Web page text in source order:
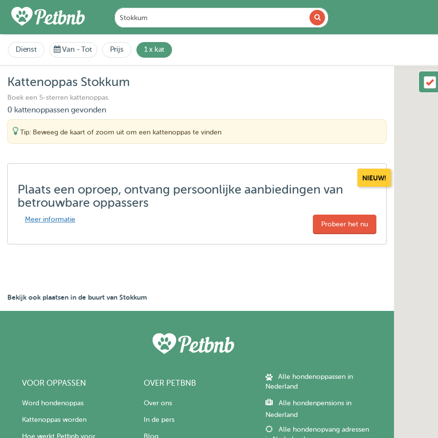
Dienst Van -Tot Prijs 1 x kat
Kattenoppas Stokkum
Boek een 5-sterren kattenoppas.
0 kattenoppassen gevonden
Tip: Beweeg de kaart of zoom uit om een kattenoppas te vinden
NIEUW!
Plaats een oproep, ontvang persoonlijke aanbiedingen van
betrouwbare oppassers
Meer informatie
Probeer het nu
Bekijk ook plaatsen in de buurt van Stokkum
VOOR OPPASSEN
Word hondenoppas
Kattenoppas worden
Hoe werkt Petbnb voor
OVER PETBNB
Over ons
In de pers
Blog
Alle hondenoppassen in
Nederland
Alle hondenpensions in
Nederland
Alle hondenopvang adressen